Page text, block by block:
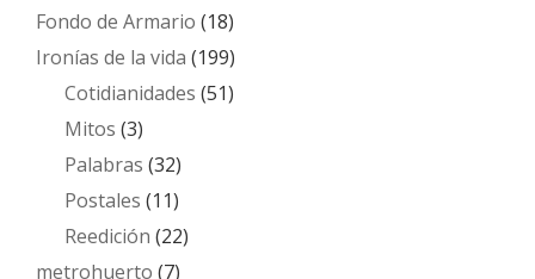
Fondo de Armario (18)
Ironías de la vida (199)
Cotidianidades (51)
Mitos (3)
Palabras (32)
Postales (11)
Reedición (22)
metrohuerto (7)